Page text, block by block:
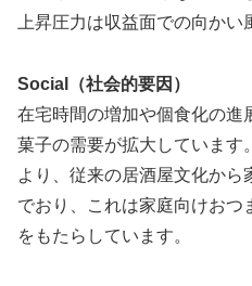
上昇圧力は収益面での向かい
Social（社会的要因）
在宅時間の増加や個食化の進
菓子の需要が拡大しています
より、従来の居酒屋文化か
でおり、これは家庭向けお
をもたらしています。